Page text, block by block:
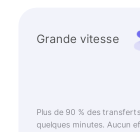
Grande vitesse
Plus de 90 % des
quelques minutes. Aucun